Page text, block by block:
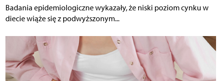
Badania epidemiologiczne wykazały, że niski poziom cynku w
diecie wiąże się z podwyższonym...